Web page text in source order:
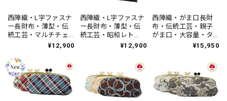
西陣織・L字ファスナ
ー長財布・薄型・伝
統工芸・マルチチェ
ック・ハンドメイ
本製
¥12,900
西陣織・L字ファスナ
ー長財布・薄型・伝
統工芸・昭和レト
ロ・レトロウェー¥12,900
西陣織・がま口長財
布・伝統工芸・親子
がま口・大容量・タ
ータンチェック・大
¥15,950